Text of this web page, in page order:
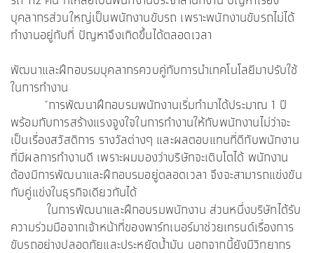
บุคลากรส่วนใหญ่เป็นพนักงานขับรถ เพราะพนักงานขับรถไม่ได้
ทำงานอยู่กับที่ ปัญหาจึงเกิดขึ้นได้ตลอดเวลา
พัฒนาและฝึกอบรมบุคลากรควบคู่กับการนำเทคโนโลยีมาปรับใช้
ในการทำงาน
“การพัฒนาฝึกอบรมพนักงานเริ่มทำมาได้ประมาณ 1 ปี
พร้อมกับการสร้างแรงจูงใจในการทำงานให้กับพนักงานไม่ว่าจะ
เป็นเรื่องสวัสดิการ รางวัลต่างๆ และผลตอบแทนที่ดีกับพนักงาน
ที่มีผลการทำงานดี เพราะผมมองว่าบริษัทจะเติบโตได้ พนักงาน
ต้องมีการพัฒนาและฝึกอบรมอยู่ตลอดเวลา จึงจะสามารถแข่งขัน
กับคู่แข่งในธุรกิจเดียวกันได้
ในการพัฒนาและฝึกอบรมพนักงาน ส่วนหนึ่งบริษัทได้รับ
ความร่วมมือจากเจ้าหน้าที่ของพาร์ทเนอร์มาช่วยเทรนด์เรื่องการ
ขับรถอย่างปลอดภัยและประหยัดน้ำมัน นอกจากนี้ยังมีวิทยากร